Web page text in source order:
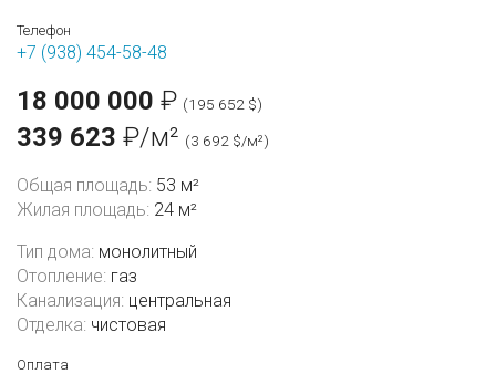
Телефон
+7 (938) 454-58-48
18 000 000 ₽ (195 652 $)
339 623 ₽/м² (3 692 $/м²)
Общая площадь: 53 м²
Жилая площадь: 24 м²
Тип дома: монолитный
Отопление: газ
Канализация: центральная
Отделка: чистовая
Оплата